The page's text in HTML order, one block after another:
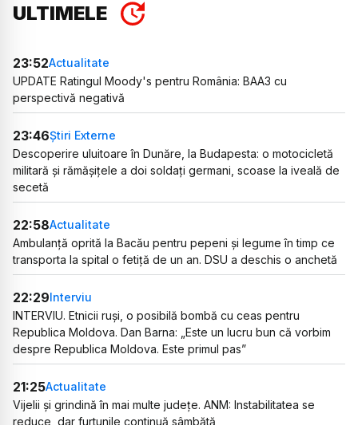
ULTIMELE
23:52Actualitate
UPDATE Ratingul Moody's pentru România: BAA3 cu
perspectivă negativă
23:46Știri Externe
Descoperire uluitoare în Dunăre, la Budapesta: o motocicletă
militară și rămășițele a doi soldați germani, scoase la iveală de
secetă
22:58Actualitate
Ambulanță oprită la Bacău pentru pepeni și legume în timp ce
transporta la spital o fetiță de un an. DSU a deschis o anchetă
22:29Interviu
INTERVIU. Etnicii ruși, o posibilă bombă cu ceas pentru
Republica Moldova. Dan Barna: „Este un lucru bun că vorbim
despre Republica Moldova. Este primul pas”
21:25Actualitate
Vijelii și grindină în mai multe județe. ANM: Instabilitatea se
reduce, dar furtunile continuă sâmbătă